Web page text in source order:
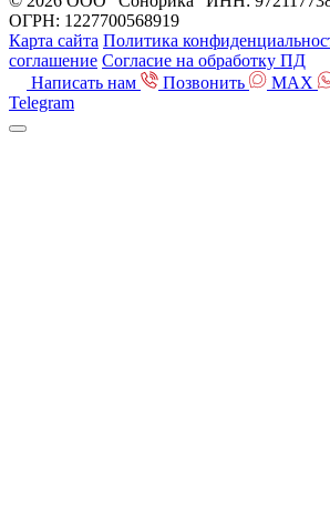
ОГРН: 1227700568919
Карта сайта Политика
соглашение Согласие на обработку ПД
Написать нам
Позвонить MAX
Telegram